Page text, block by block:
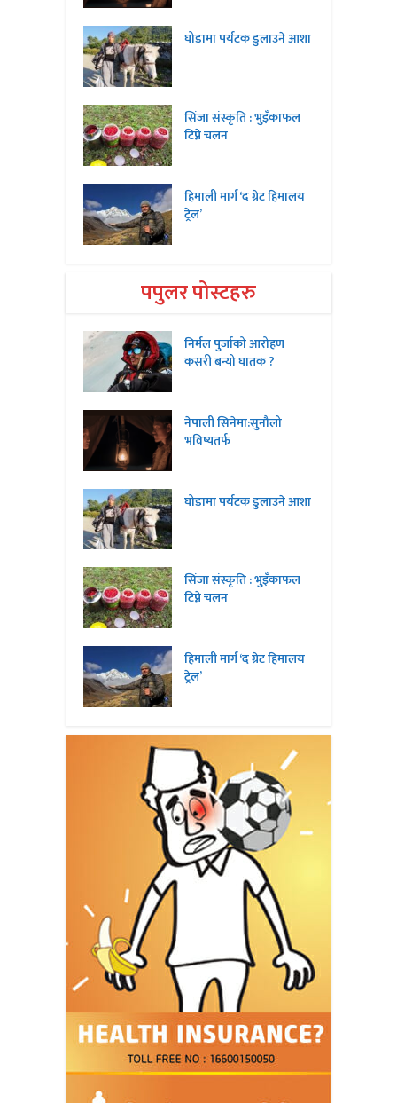
घोडामा पर्यटक डुलाउने आशा
सिंजा संस्कृति : भुइँकाफल
टिप्ने चलन
हिमाली मार्ग ‘द ग्रेट हिमालय
ट्रेल’
पपुलर पोस्टहरु
निर्मल पुर्जाको आरोहण
कसरी बन्यो घातक ?
नेपाली सिनेमा:सुनौलो
भविष्यतर्फ
घोडामा पर्यटक डुलाउने आशा
सिंजा संस्कृति : भुइँकाफल
टिप्ने चलन
हिमाली मार्ग ‘द ग्रेट हिमालय
ट्रेल’